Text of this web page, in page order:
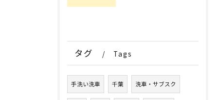
タグ Tags
手洗い洗車 千葉 洗車・サブスク